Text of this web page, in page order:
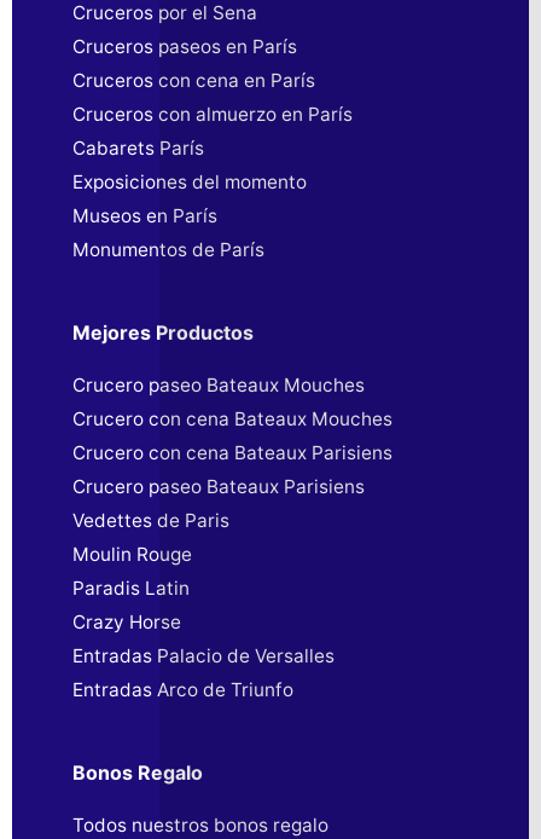
Cruceros por el Sena
Cruceros paseos en París
Cruceros con cena en París
Cruceros con almuerzo en París
Cabarets París
Exposiciones del momento
Museos en París
Monumentos de París
Mejores Productos
Crucero paseo Bateaux Mouches
Crucero con cena Bateaux Mouches
Crucero con cena Bateaux Parisiens
Crucero paseo Bateaux Parisiens
Vedettes de Paris
Moulin Rouge
Paradis Latin
Crazy Horse
Entradas Palacio de Versalles
Entradas Arco de Triunfo
Bonos Regalo
Todos nuestros bonos regalo